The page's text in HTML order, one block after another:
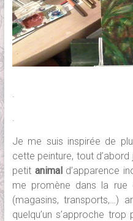
.
.
Je me suis inspirée de
cette peinture, tout d’abord
petitanimald’apparence
me promène dans la
(magasins, transports,…)
quelqu’un s’approche